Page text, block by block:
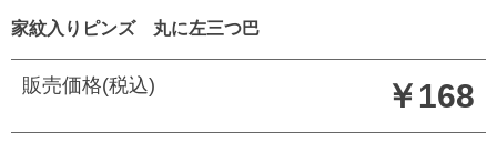
家紋入りピンズ 丸に左三つ巴
販売価格(税込) ￥168